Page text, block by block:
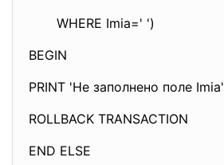
WHERE Imia=' ')
BEGIN
PRINT 'Не заполнено поле Imia'
ROLLBACK TRANSACTION
END ELSE